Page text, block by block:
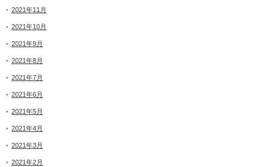
2021年11月
2021年10月
2021年9月
2021年8月
2021年7月
2021年6月
2021年5月
2021年4月
2021年3月
2021年2月